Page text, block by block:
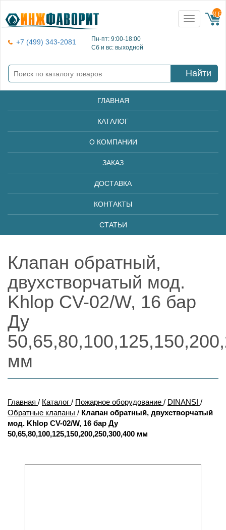
+7 (499) 343-2081
Пн-пт: 9:00-18:00
Сб и вс: выходной
Toggle
navigation
{{
Найти
ГЛАВНАЯ
КАТАЛОГ
О КОМПАНИИ
ЗАКАЗ
ДОСТАВКА
КОНТАКТЫ
СТАТЬИ
Клапан обратный,
двухстворчатый мод.
Khlop CV-02/W, 16 бар
Ду
мм
Главная / Каталог / Пожарное оборудование / DINANSI /
Обратные клапаны / Клапан обратный, двухстворчатый
мод. Khlop CV-02/W, 16 бар Ду
50,65,80,100,125,150,200,250,300,400 мм